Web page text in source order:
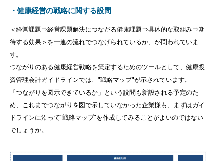
・健康経営の戦略に関する設問
＜経営課題⇒経営課題解決につながる健康課題⇒具体的な取組み⇒期
待する効果＞を一連の流れでつなげられているか、が問われていま
す。
つながりのある健康経営戦略を策定するためのツールとして、健康投
資管理会計ガイドラインでは、 "戦略マップ"が示されています。
「つながりを図示できているか」という設問も新設される予定のた
め、これまでつながりを図で示していなかった企業様も、まずはガイ
ドラインに沿って"戦略マップ"を作成してみることがよいのではない
でしょうか。